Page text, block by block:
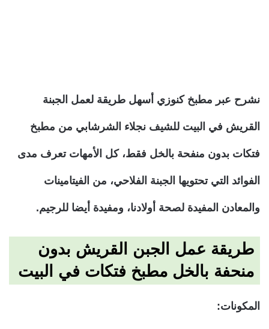
نشرح عبر مطبخ كنوزي أسهل طريقة لعمل الجبنة
القريش في البيت للشيف نجلاء الشرشابي من مطبخ
فتكات بدون منفحة بالخل فقط، كل الأمهات تعرف مدى
الفوائد التي تحتويها الجبنة الفلاحي، من الفيتامينات
والمعادن المفيدة لصحة أولادنا، ومفيدة أيضا للرجيم.
طريقة عمل الجبن القريش بدون
منحفة بالخل مطبخ فتكات في البيت
المكونات: